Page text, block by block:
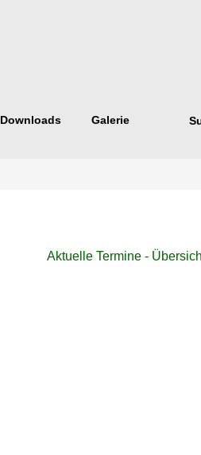
Downloads Galerie
Navigation
Aktuelle Termine -